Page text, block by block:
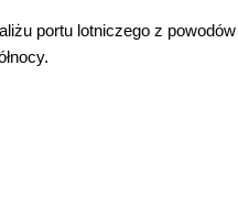
portu lotniczego z powodów